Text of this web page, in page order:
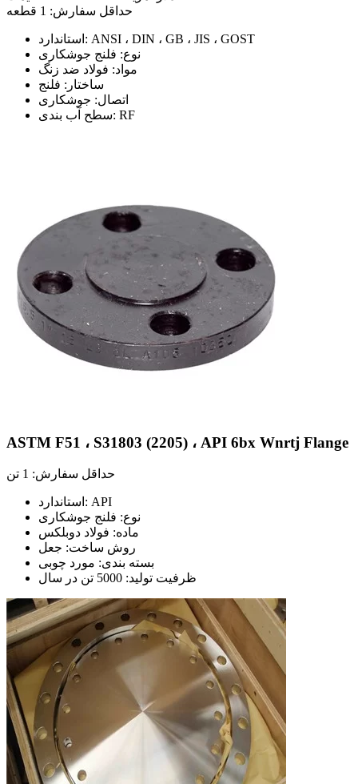
حداقل سفارش: 1 قطعه
استاندارد: ANSI ، DIN ، GB ، JIS ، GOST
نوع: فلنج جوشکاری
مواد: فولاد ضد زنگ
ساختار: فلنج
اتصال: جوشکاری
سطح آب بندی: RF
ASTM F51 ، S31803 (2205) ، API 6bx Wnrtj Flange
حداقل سفارش: 1 تن
استاندارد: API
نوع: فلنج جوشکاری
ماده: فولاد دوبلکس
روش ساخت: جعل
بسته بندی: مورد چوبی
ظرفیت تولید: 5000 تن در سال